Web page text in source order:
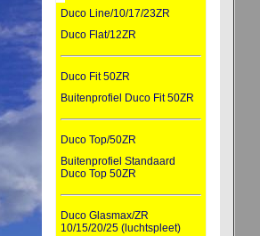
Duco Line/10/17/23ZR
Duco Flat/12ZR
Duco Fit 50ZR
Buitenprofiel Duco Fit 50ZR
Duco Top/50ZR
Buitenprofiel Standaard
Duco Top 50ZR
Duco Glasmax/ZR
10/15/20/25 (luchtspleet)